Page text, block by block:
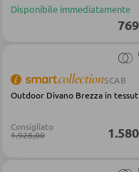
Sgabelli da bar
Carrelli da
Carrelli da bar
Sgabelli da bar
TAVOLI
Tavoli da
Disponibile immediatamente
769
SCAB
Consigliato
1.928,00 1.580